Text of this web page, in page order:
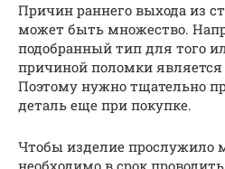
Причин раннего выхода из
может быть множество.
подобранный тип для того
причиной поломки
Поэтому нужно тщательно
деталь еще при покупке.
Чтобы изделие прослужило